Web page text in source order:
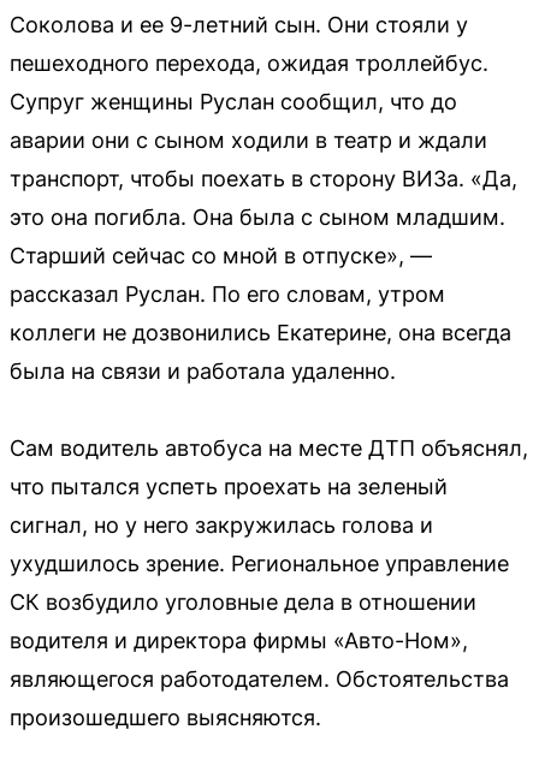
Соколова и ее 9-летний сын. Они стояли у
пешеходного перехода, ожидая троллейбус.
Супруг женщины Руслан сообщил, что до
аварии они с сыном ходили в театр и ждали
транспорт, чтобы поехать в сторону ВИЗа. «Да,
это она погибла. Она была с сыном младшим.
Старший сейчас со мной в отпуске», —
рассказал Руслан. По его словам, утром
коллеги не дозвонились Екатерине, она всегда
была на связи и работала удаленно.
Сам водитель автобуса на месте ДТП объяснял,
что пытался успеть проехать на зеленый
сигнал, но у него закружилась голова и
ухудшилось зрение. Региональное управление
СК возбудило уголовные дела в отношении
водителя и директора фирмы «Авто-Ном»,
являющегося работодателем. Обстоятельства
произошедшего выясняются.